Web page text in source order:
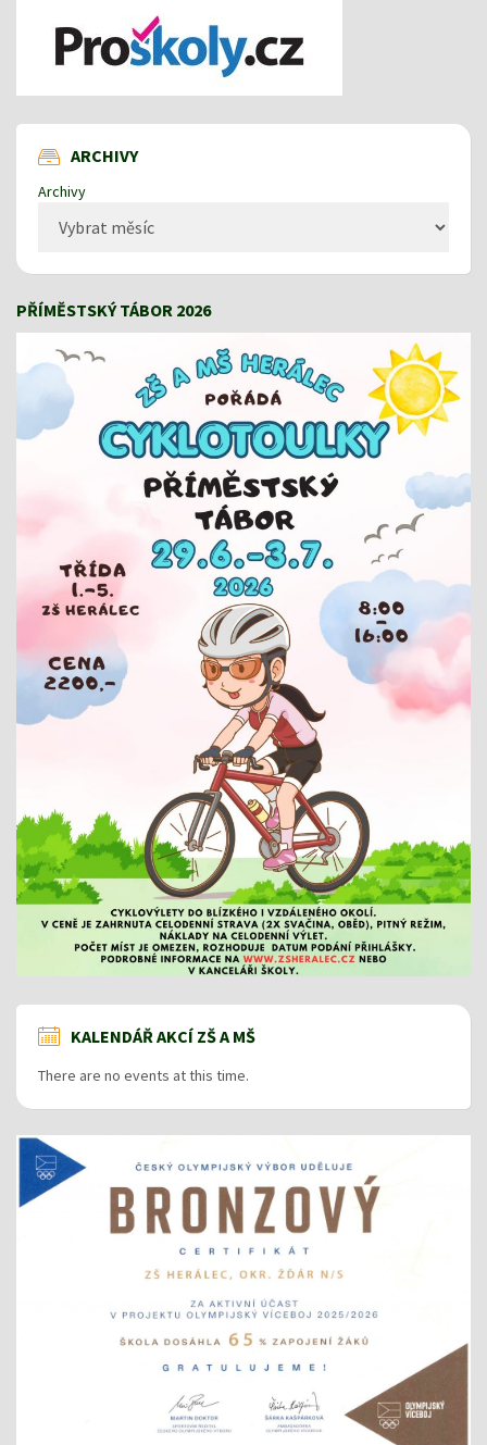
ARCHIVY
Archivy
PŘÍMĚSTSKÝ TÁBOR 2026
KALENDÁŘ AKCÍ ZŠ A MŠ
There are no events at this time.